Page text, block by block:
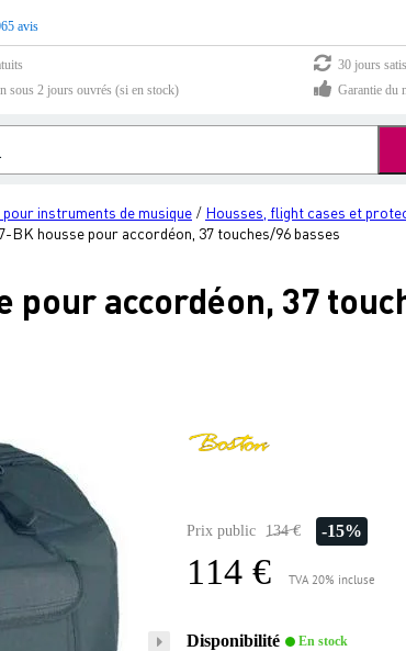
avis
30 jours
sous 2 jours ouvrés (si en stock)
Garantie du
instruments de musique / Housses, flight cases et
BK housse pour accordéon, 37 touches/96 basses
pour accordéon, 37
Prix public 134 € -15%
114 € TVA 20% incluse
Disponibilité
En stock